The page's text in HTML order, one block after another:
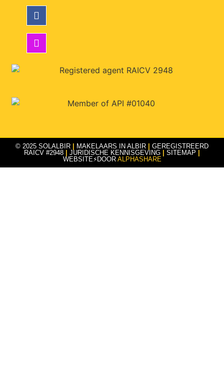
© 2025 SOLALBIR MAKELAARS IN ALBIR
GEREGISTREERD
RAICV #2948
JURIDISCHE KENNISGEVING SITEMAP
WEBSITE⚡DOOR ALPHASHARE